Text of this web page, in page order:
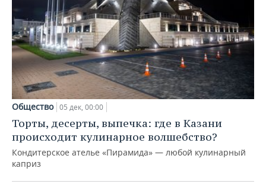
Общество 05 дек, 00:00
Торты, десерты, выпечка: где в Казани
происходит кулинарное волшебство?
Кондитерское ателье «Пирамида» — любой кулинарный
каприз